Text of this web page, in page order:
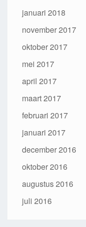
januari 2018
november 2017
oktober 2017
mei 2017
april 2017
maart 2017
februari 2017
januari 2017
december 2016
oktober 2016
augustus 2016
juli 2016